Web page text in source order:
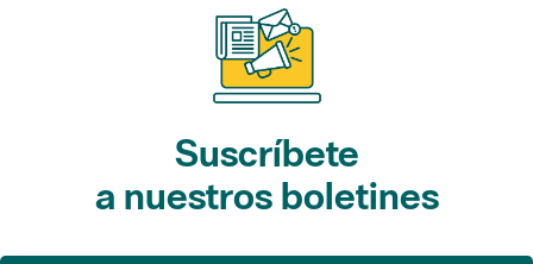
Suscríbete
a nuestros boletines